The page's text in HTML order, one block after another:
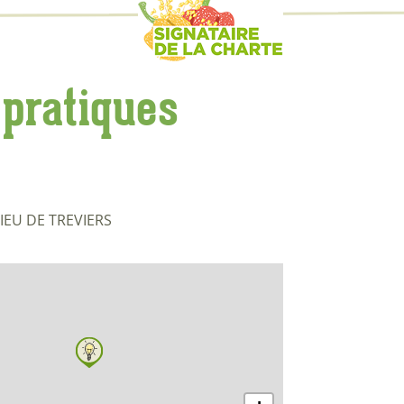
DE TREVIERS